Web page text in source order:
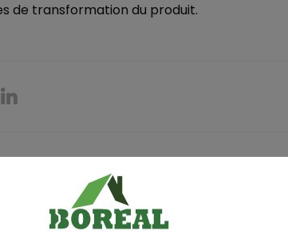
de transformation du produit.